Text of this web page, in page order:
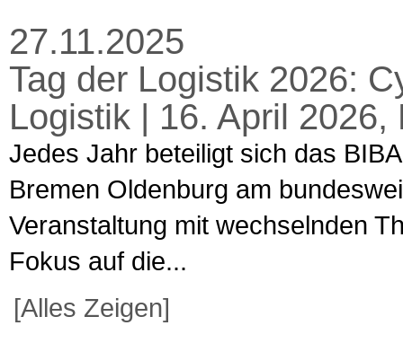
27.11.2025
Tag der Logistik 2026:
Logistik | 16. April 2026,
Jedes Jahr beteiligt sich das
Bremen Oldenburg am
Veranstaltung mit wechselnden
Fokus auf die...
[Alles Zeigen]